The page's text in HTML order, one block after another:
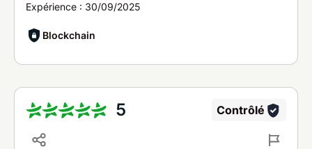
Expérience : 30/09/2025
Blockchain
5 Contrôlé